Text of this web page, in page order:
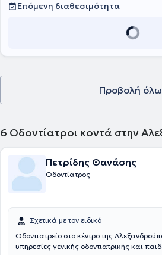
Επόμενη διαθεσιμότητα
Προβολή
6 Οδοντίατροι κοντά στην
Πετρίδης Θανάσης
Οδοντίατρος
Σχετικά με τον ειδικό
Οδοντιατρείο στο κέντρο της
υπηρεσίες γενικής οδοντιατρικής και